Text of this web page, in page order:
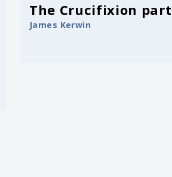
The Crucifixion
James Kerwin